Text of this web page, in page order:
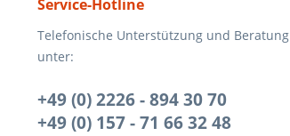
Service-Hotline
Telefonische Unterstützung und Beratung
unter:
+49 (0) 2226 - 894 30 70
+49 (0) 157 - 71 66 32 48